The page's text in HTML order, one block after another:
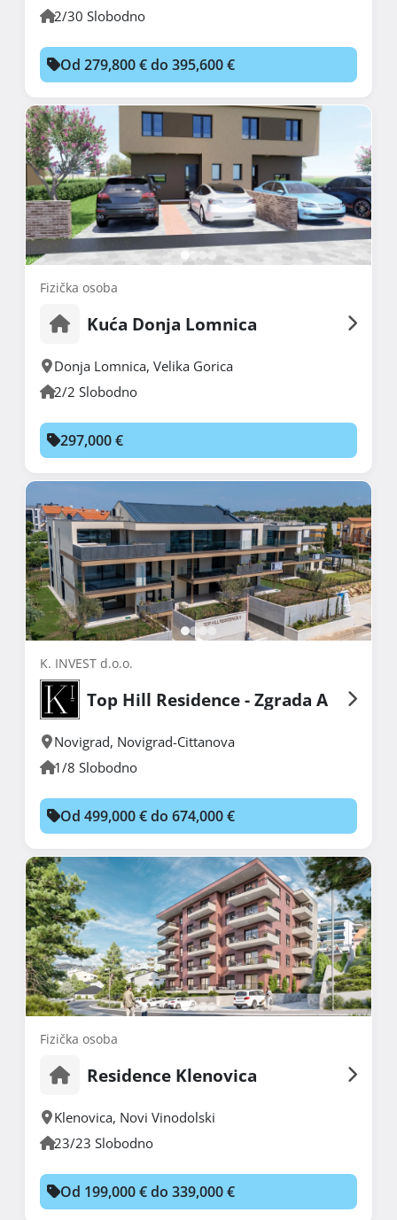
2/30 Slobodno
Od 279,800 € do 395,600 €
Fizička osoba
Kuća Donja Lomnica
Donja Lomnica, Velika Gorica
2/2 Slobodno
297,000 €
K. INVEST d.o.o.
Top Hill Residence - Zgrada A
Novigrad, Novigrad-Cittanova
1/8 Slobodno
Od 499,000 € do 674,000 €
Fizička osoba
Residence Klenovica
Klenovica, Novi Vinodolski
23/23 Slobodno
Od 199,000 € do 339,000 €